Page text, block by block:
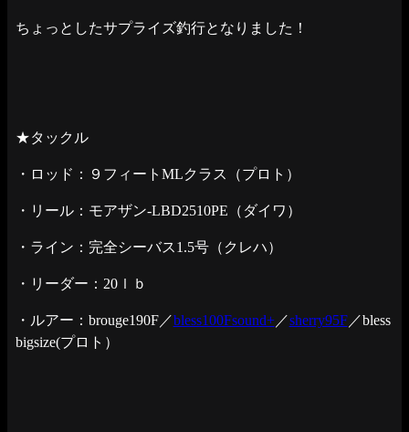
ちょっとしたサプライズ釣行となりました！
★タックル
・ロッド：９フィートMLクラス（プロト）
・リール：モアザン-LBD2510PE（ダイワ）
・ライン：完全シーバス1.5号（クレハ）
・リーダー：20ｌｂ
・ルアー：brouge190F／bless100Fsound+／sherry95F／bless
bigsize(プロト）